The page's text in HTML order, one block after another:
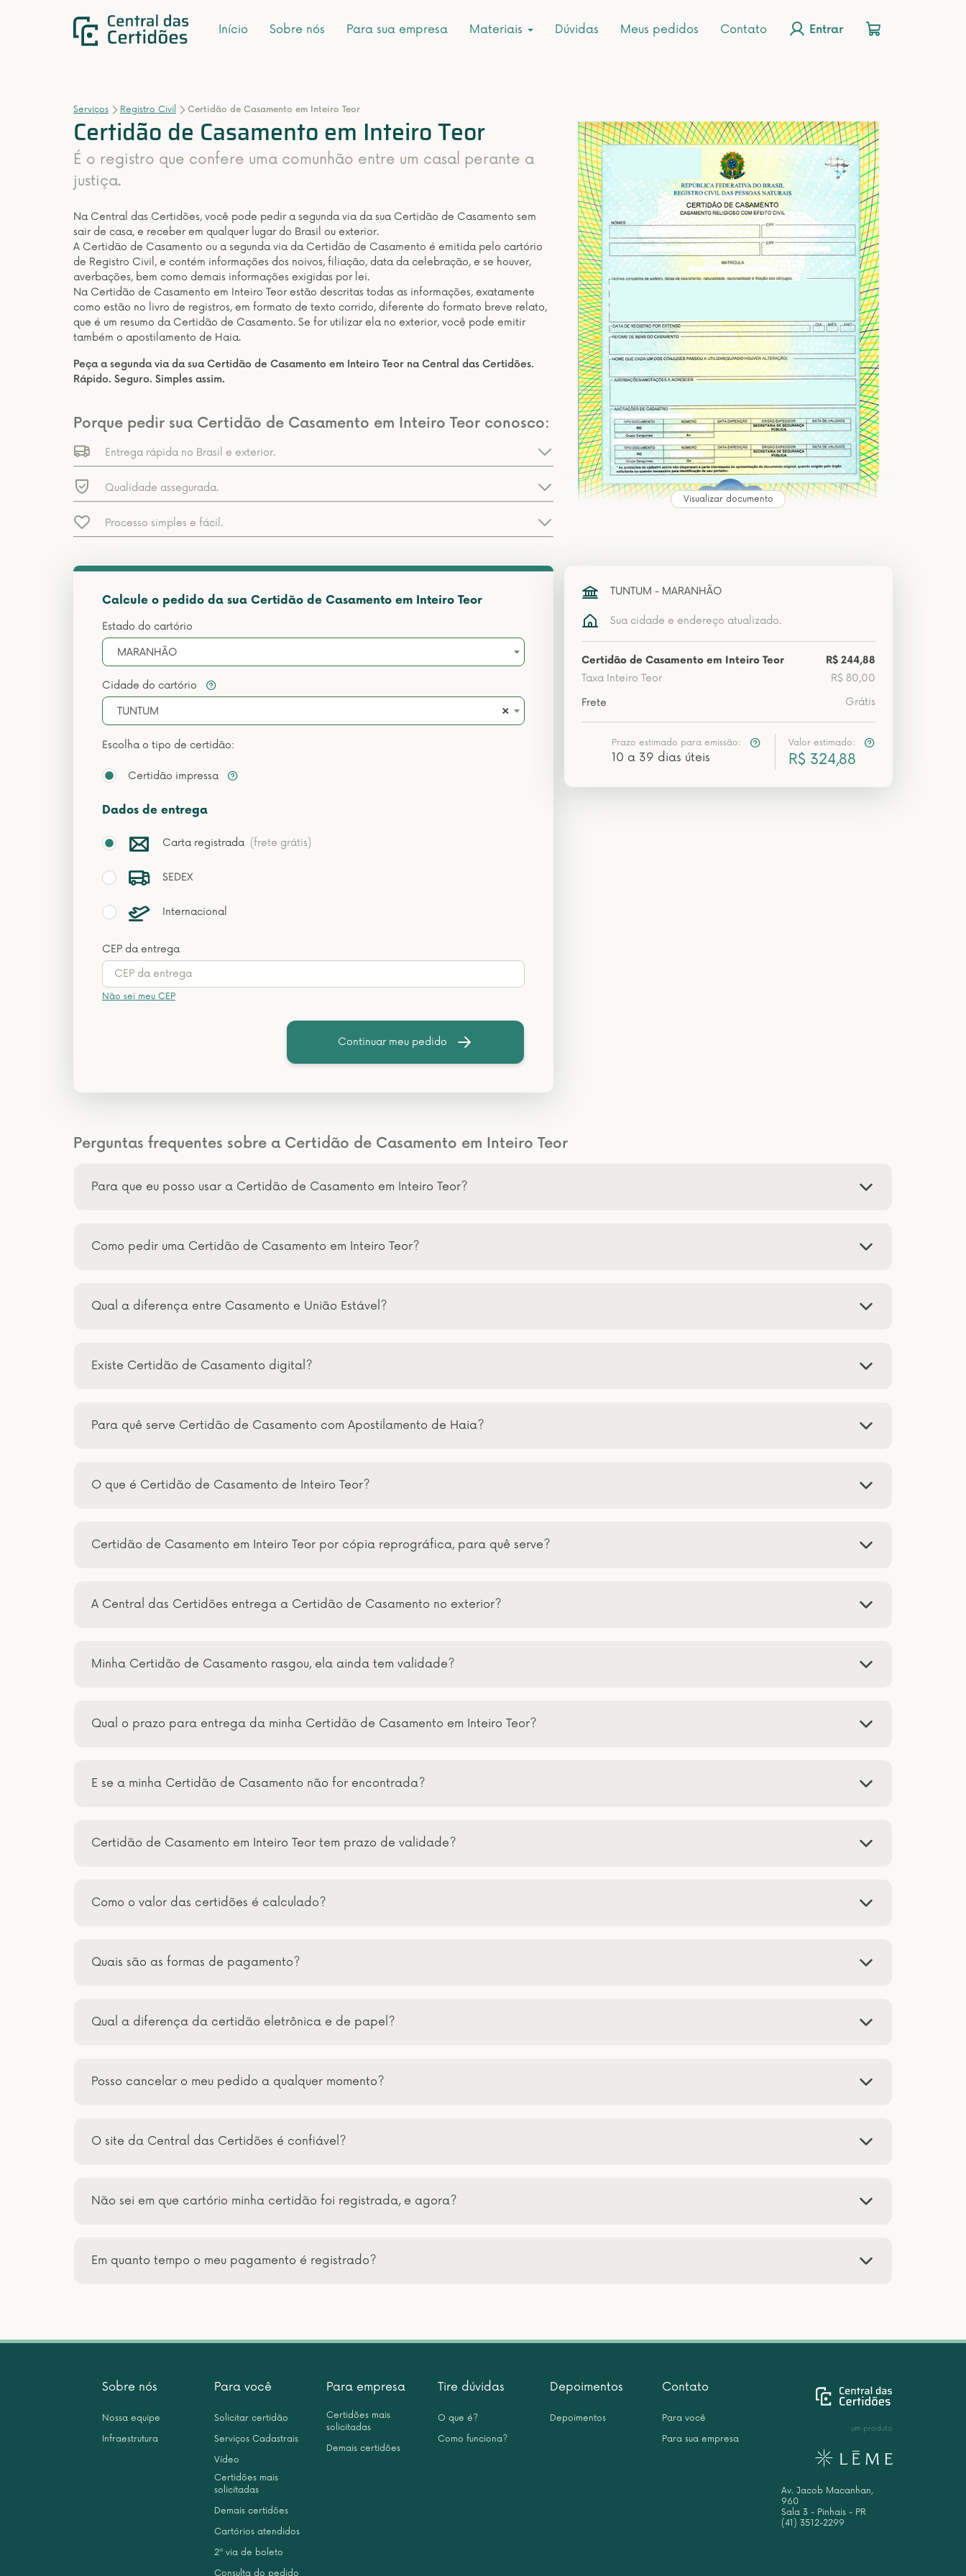
Início Sobre nós Para sua empresa Materiais Dúvidas Meus pedidos Contato Entrar
Serviços Registro Civil Certidão de Casamento em Inteiro Teor
Certidão de Casamento em Inteiro Teor
É o registro que confere uma comunhão entre um casal perante a
justiça.
Na Central das Certidões, você pode pedir a segunda via da sua Certidão de Casamento sem
sair de casa, e receber em qualquer lugar do Brasil ou exterior.
A Certidão de Casamento ou a segunda via da Certidão de Casamento é emitida pelo cartório
de Registro Civil, e contém informações dos noivos, filiação, data da celebração, e se houver,
averbações, bem como demais informações exigidas por lei.
Na Certidão de Casamento em Inteiro Teor estão descritas todas as informações, exatamente
como estão no livro de registros, em formato de texto corrido, diferente do formato breve relato,
que é um resumo da Certidão de Casamento. Se for utilizar ela no exterior, você pode emitir
também o apostilamento de Haia.
Peça a segunda via da sua Certidão de Casamento em Inteiro Teor na Central das Certidões.
Rápido. Seguro. Simples assim.
Porque pedir sua Certidão de Casamento em Inteiro Teor conosco:
Entrega rápida no Brasil e exterior.
Qualidade assegurada.
Processo simples e fácil.
Visualizar documento
Calcule o pedido da sua Certidão de Casamento em Inteiro Teor
Estado do cartório
MARANHÃO
Cidade do cartório
×
TUNTUM
Escolha o tipo de certidão:
Certidão impressa
Dados de entrega
Carta registrada (frete grátis)
SEDEX
Internacional
CEP da entrega
Não sei meu CEP
Continuar meu pedido
TUNTUM - MARANHÃO
Sua cidade e endereço atualizado.
Certidão de Casamento em Inteiro Teor
R$ 244,88
Taxa Inteiro Teor
R$ 80,00
Frete
Grátis
Prazo estimado para emissão:
10 a 39 dias úteis
Valor estimado:
R$ 324,88
Perguntas frequentes sobre a Certidão de Casamento em Inteiro Teor
Para que eu posso usar a Certidão de Casamento em Inteiro Teor?
Como pedir uma Certidão de Casamento em Inteiro Teor?
Qual a diferença entre Casamento e União Estável?
Existe Certidão de Casamento digital?
Para quê serve Certidão de Casamento com Apostilamento de Haia?
O que é Certidão de Casamento de Inteiro Teor?
Certidão de Casamento em Inteiro Teor por cópia reprográfica, para quê serve?
A Central das Certidões entrega a Certidão de Casamento no exterior?
Minha Certidão de Casamento rasgou, ela ainda tem validade?
Qual o prazo para entrega da minha Certidão de Casamento em Inteiro Teor?
E se a minha Certidão de Casamento não for encontrada?
Certidão de Casamento em Inteiro Teor tem prazo de validade?
Como o valor das certidões é calculado?
Quais são as formas de pagamento?
Qual a diferença da certidão eletrônica e de papel?
Posso cancelar o meu pedido a qualquer momento?
O site da Central das Certidões é confiável?
Não sei em que cartório minha certidão foi registrada, e agora?
Em quanto tempo o meu pagamento é registrado?
Sobre nós
Nossa equipe
Infraestrutura
Para você
Solicitar certidão
Serviços Cadastrais
Vídeo
Certidões mais
solicitadas
Demais certidões
Cartórios atendidos
2ª via de boleto
Consulta do pedido
Para empresa
Certidões mais
solicitadas
Demais certidões
Tire dúvidas
O que é?
Como funciona?
Depoimentos
Depoimentos
Contato
Para você
Para sua empresa
um produto
Av. Jacob Macanhan,
960
Sala 3 - Pinhais - PR
(41) 3512-2299